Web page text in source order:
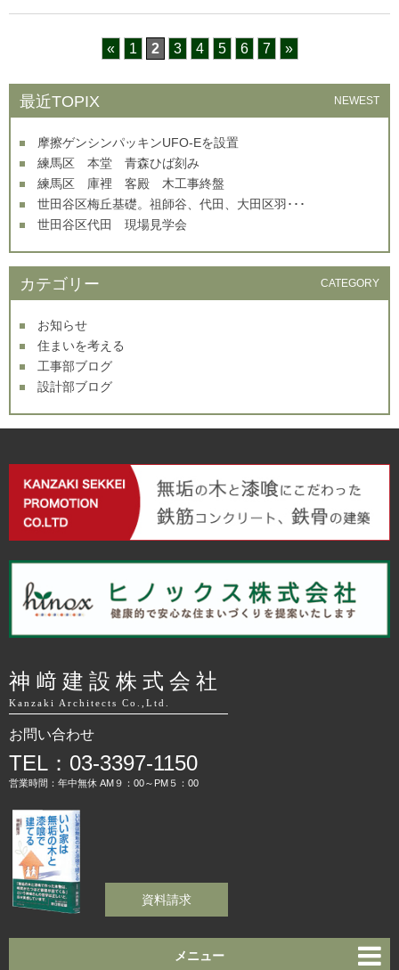
« 1 2 3 4 5 6 7 »
最近TOPIX NEWEST
摩擦ゲンシンパッキンUFO-Eを設置
練馬区 本堂 青森ひば刻み
練馬区 庫裡 客殿 木工事終盤
世田谷区梅丘基礎。祖師谷、代田、大田区羽･･･
世田谷区代田 現場見学会
カテゴリー CATEGORY
お知らせ
住まいを考える
工事部ブログ
設計部ブログ
神﨑建設株式会社
Kanzaki Architects Co.,Ltd.
お問い合わせ
TEL：03-3397-1150
営業時間：年中無休 AM９：00～PM５：00
資料請求
メニュー